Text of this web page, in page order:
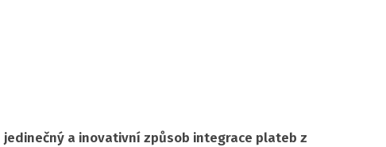
jedinečný a inovativní způsob integrace plateb z